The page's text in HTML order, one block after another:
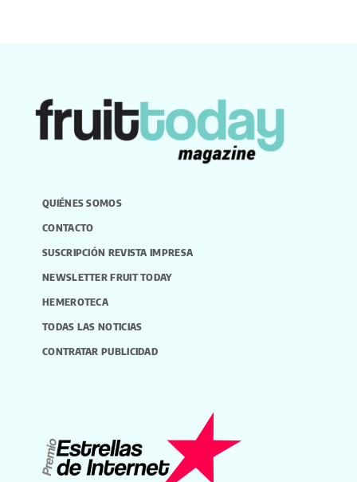
QUIÉNES SOMOS
CONTACTO
SUSCRIPCIÓN REVISTA IMPRESA
NEWSLETTER FRUIT TODAY
HEMEROTECA
TODAS LAS NOTICIAS
CONTRATAR PUBLICIDAD